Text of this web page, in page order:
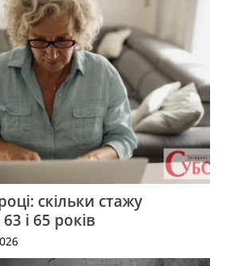
скільки стажу
і 65 років